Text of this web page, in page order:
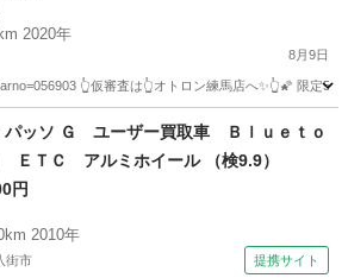
2020年
8月9日
👆仮審査は👆オトロン練馬店へ✨👆🌠 限定
他 オトロン
パッソ Ｇ ユーザー買取車 Ｂｌｕｅｔｏ
ＥＴＣ アルミホイール （検9.9）
円
2010年
街市 提携サイト